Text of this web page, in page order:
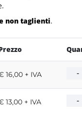
non taglienti.
16,00 + IVA
13,00 + IVA